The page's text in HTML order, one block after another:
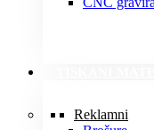
Reklamni